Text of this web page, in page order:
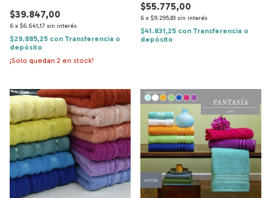
$39.847,00
6 x $6.641,17 sin interés
$29.885,25 con Transferencia o
depósito
¡Solo quedan 2 en stock!
$55.775,00
6 x $9.295,83 sin interés
$41.831,25 con Transferencia o
depósito